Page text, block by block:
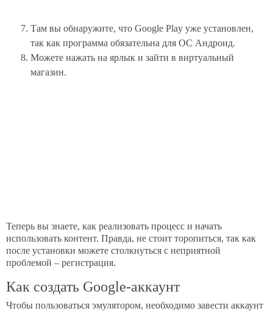
Там вы обнаружите, что Google Play уже установлен,
так как программа обязательна для ОС Андроид.
Можете нажать на ярлык и зайти в виртуальный
магазин.
Теперь вы знаете, как реализовать процесс и начать
использовать контент. Правда, не стоит торопиться, так как
после установки можете столкнуться с неприятной
проблемой – регистрация.
Как создать Google-аккаунт
Чтобы пользоваться эмулятором, необходимо завести аккаунт